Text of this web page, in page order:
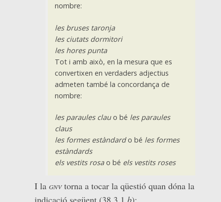
nombre:
les bruses taronja
les ciutats dormitori
les hores punta
Tot i amb això, en la mesura que es
convertixen en verdaders adjectius
admeten també la concordança de
nombre:
les paraules clauo bé les paraules
claus
les formes estàndardo bé les formes
estàndards
els vestits rosao bé els vestits roses
I la gnvtorna a tocar la qüestió quan dóna la
indicació següent (38.3.1. b):